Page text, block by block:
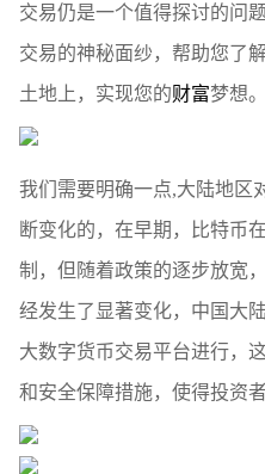
交易仍是一个值得探讨的问
交易的神秘面纱，帮助您了
土地上，实现您的财富梦想。
我们需要明确一点,大陆地区
断变化的，在早期，比特币
制，但随着政策的逐步放宽
经发生了显著变化，中国大
大数字货币交易平台进行，
和安全保障措施，使得投资